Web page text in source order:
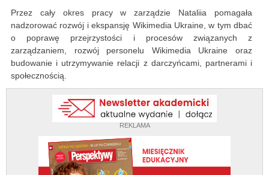
REKLAMA
Przez cały okres pracy w zarządzie Nataliia pomagała
nadzorować rozwój i ekspansję Wikimedia Ukraine, w tym dbać
o poprawę przejrzystości i procesów związanych z
zarządzaniem, rozwój personelu Wikimedia Ukraine oraz
budowanie i utrzymywanie relacji z darczyńcami, partnerami i
społecznością.